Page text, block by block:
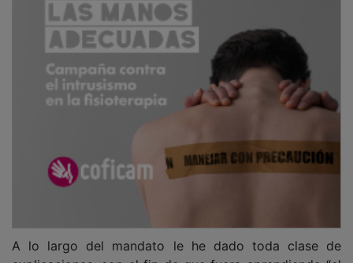
explicaciones, con el fin de que fuera aprendiendo “el